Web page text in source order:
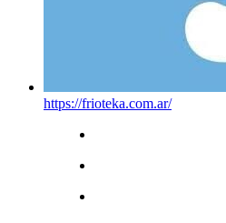
https://frioteka.com.ar/